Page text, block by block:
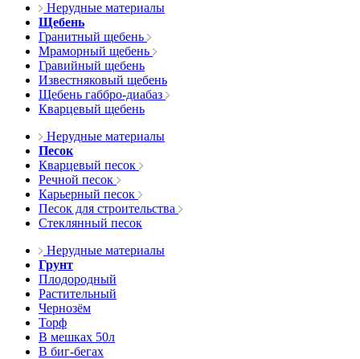
Нерудные материалы
Щебень
Гранитный щебень
Мраморный щебень
Гравийный щебень
Известняковый щебень
Щебень габбро-диабаз
Кварцевый щебень
Нерудные материалы
Песок
Кварцевый песок
Речной песок
Карьерный песок
Песок для строительства
Стеклянный песок
Нерудные материалы
Грунт
Плодородный
Растительный
Чернозём
Торф
В мешках 50л
В биг-бегах